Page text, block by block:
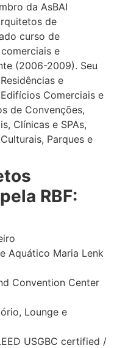
da AsBAI
de
curso de
e
(2006-2009). Seu
e
Comerciais e
de Convenções,
Clínicas e SPAs,
Parques e
RBF:
Aquático Maria Lenk
Convention Center
Lounge e
USGBC certified /